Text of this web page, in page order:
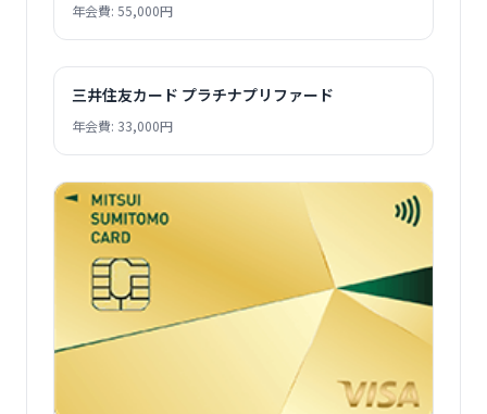
年会費: 55,000円
三井住友カード プラチナプリファード
年会費: 33,000円